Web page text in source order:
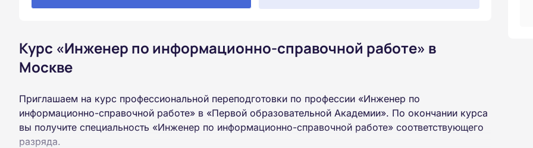
Курс «Инженер по информационно-справочной работе» в
Москве
Приглашаем на курс профессиональной переподготовки по профессии «Инженер по
информационно-справочной работе» в «Первой образовательной Академии». По окончании курса
вы получите специальность «Инженер по информационно-справочной работе» соответствующего
разряда.